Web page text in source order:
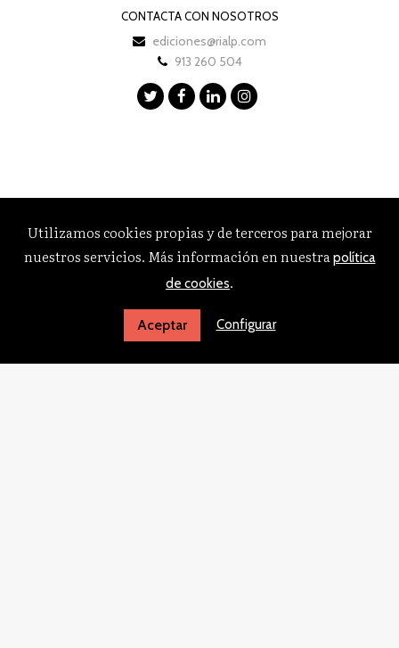
CONTACTA CON NOSOTROS
ediciones@rialp.com
913 260 504
Utilizamos cookies propias y de terceros para mejorar
nuestros servicios. Más información en nuestrapolítica
de cookies.
Aceptar Configurar